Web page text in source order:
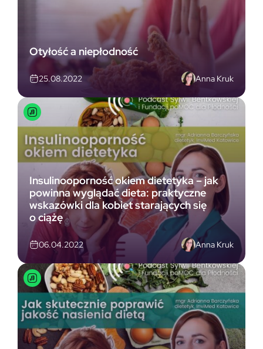
Otyłość a niepłodność
25.08.2022 Anna Kruk
Insulinooporność okiem dietetyka – jak
powinna wyglądać dieta: praktyczne
wskazówki dla kobiet starających się
o ciążę
06.04.2022 Anna Kruk